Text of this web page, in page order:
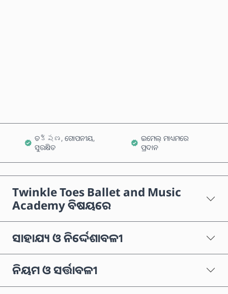
ତక్షణ, ଗୋପନୀୟ,
ସୁରକ୍ଷିତ
ଇମେଲ୍ ମାଧ୍ୟମରେ
ପ୍ରଦାନ
Twinkle Toes Ballet and Music
Academy ବିଷୟରେ
ସାହାଯ୍ୟ ଓ ନିର୍ଦ୍ଦେଶାବଳୀ
ନିୟମ ଓ ସର୍ତ୍ତାବଳୀ